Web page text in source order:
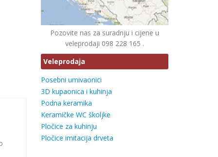
Pozovite nas za suradnju i cijene u
veleprodaji 098 228 165 .
Veleprodaja
Posebni umivaonici
3D kupaonica i kuhinja
Podna keramika
Keramičke WC školjke
Pločice za kuhinju
Pločice imitacija drveta